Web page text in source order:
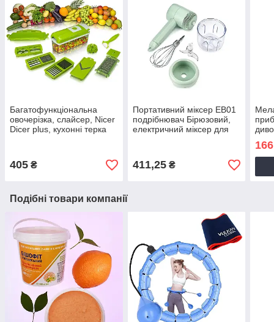
Багатофункціональна
овочерізка, слайсер, Nicer
Dicer plus, кухонні терка
405 ₴
Портативний міксер EB01
подрібнювач Бірюзовий,
електричний міксер для
411,25₴
166
Подібні товари компанії